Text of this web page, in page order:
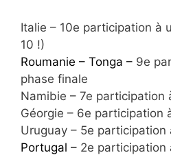
Italie – 10e participation à
10 !)
Roumanie – Tonga – 9e
phase finale
Namibie – 7e participation
Géorgie – 6e participation
Uruguay – 5e participation
Portugal – 2e participation